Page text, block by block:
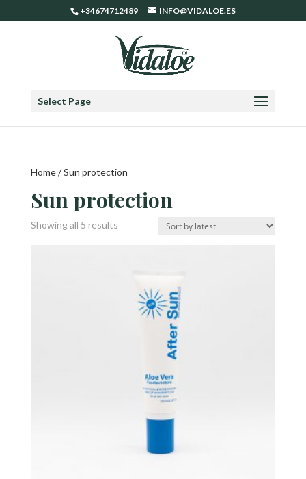
+34674712489 INFO@VIDALOE.ES
Select Page
Home/ Sun protection
Sun protection
Showing all 5 resultsSorted